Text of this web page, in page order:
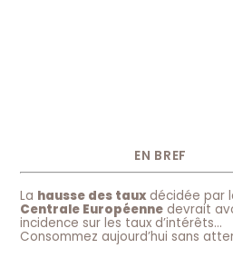
EN BREF
La hausse des taux décidée par
Centrale Européenne devrait
incidence sur les taux d’intérêts…
Consommez aujourd’hui sans